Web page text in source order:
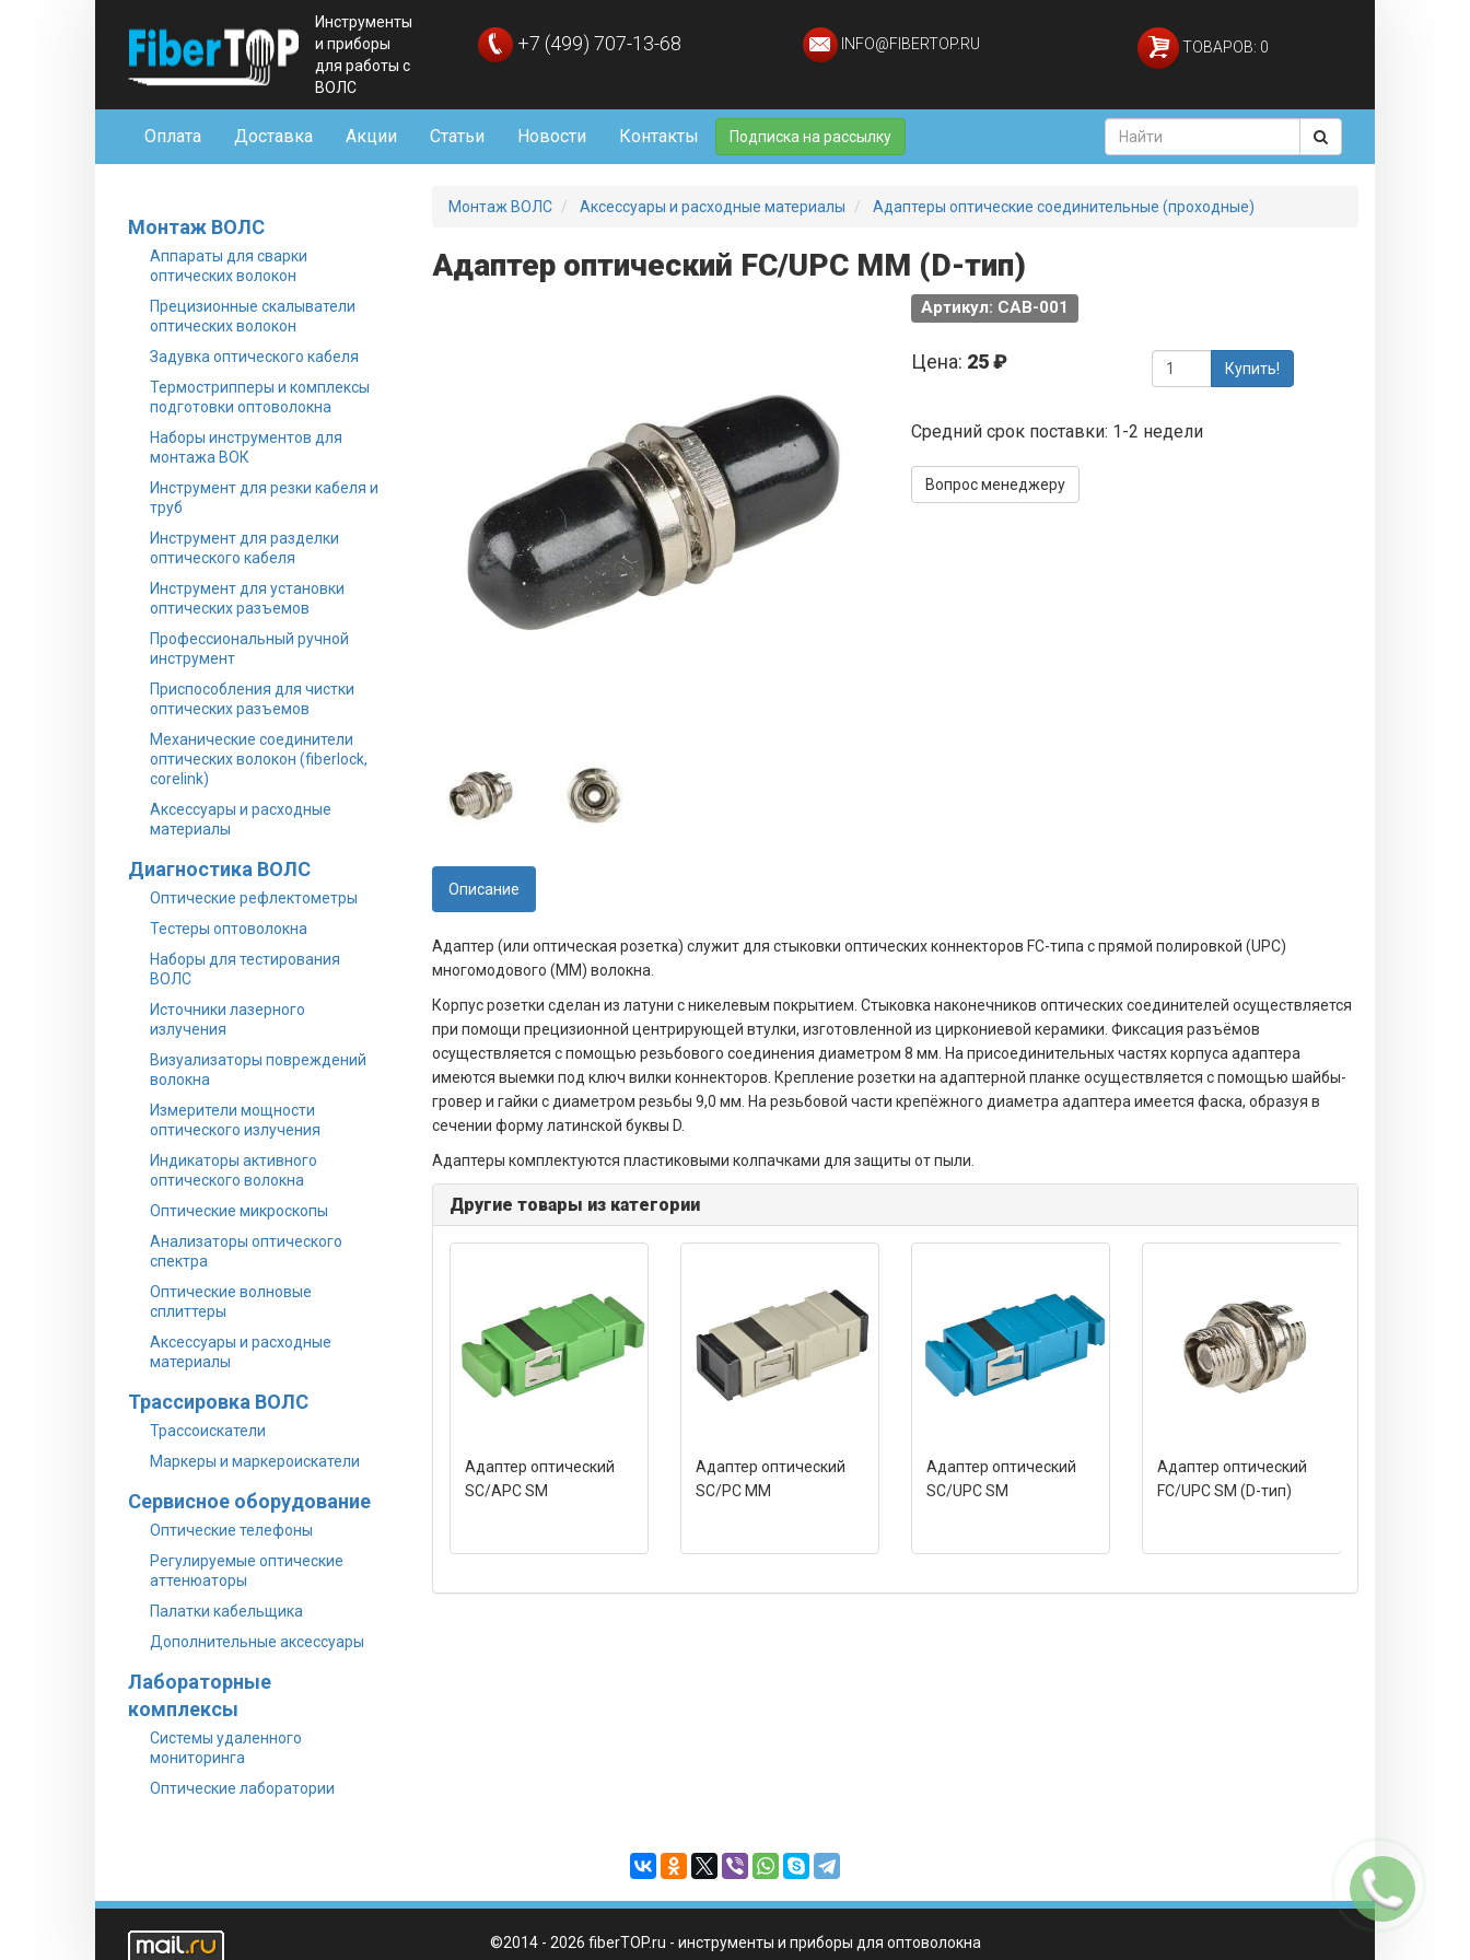
Инструменты
и приборы
для работы с
ВОЛС
+7 (499) 707-13-68 INFO@FIBERTOP.RU ТОВАРОВ: 0
Оплата Доставка Акции Статьи Новости Контакты Подписка на рассылку
Монтаж ВОЛС
Аппараты для сварки
оптических волокон
Прецизионные скалыватели
оптических волокон
Задувка оптического кабеля
Термострипперы и комплексы
подготовки оптоволокна
Наборы инструментов для
монтажа ВОК
Инструмент для резки кабеля и
труб
Инструмент для разделки
оптического кабеля
Инструмент для установки
оптических разъемов
Профессиональный ручной
инструмент
Приспособления для чистки
оптических разъемов
Механические соединители
оптических волокон (fiberlock,
corelink)
Аксессуары и расходные
материалы
Диагностика ВОЛС
Оптические рефлектометры
Тестеры оптоволокна
Наборы для тестирования
ВОЛС
Источники лазерного
излучения
Визуализаторы повреждений
волокна
Измерители мощности
оптического излучения
Индикаторы активного
оптического волокна
Оптические микроскопы
Анализаторы оптического
спектра
Оптические волновые
сплиттеры
Аксессуары и расходные
материалы
Трассировка ВОЛС
Трассоискатели
Маркеры и маркероискатели
Сервисное оборудование
Оптические телефоны
Регулируемые оптические
аттенюаторы
Палатки кабельщика
Дополнительные аксессуары
Лабораторные
комплексы
Системы удаленного
мониторинга
Оптические лаборатории
Монтаж ВОЛС Аксессуары и расходные материалы Адаптеры оптические соединительные (проходные)
Адаптер оптический FC/UPC MM (D-тип)
Артикул: CAB-001
Цена: 25 ₽ Купить!
Средний срок поставки: 1-2 недели
Вопрос менеджеру
Описание
Адаптер (или оптическая розетка) служит для стыковки оптических коннекторов FC-типа с прямой полировкой (UPC)
многомодового (MM) волокна.
Корпус розетки сделан из латуни с никелевым покрытием. Стыковка наконечников оптических соединителей осуществляется
при помощи прецизионной центрирующей втулки, изготовленной из циркониевой керамики. Фиксация разъёмов
осуществляется с помощью резьбового соединения диаметром 8 мм. На присоединительных частях корпуса адаптера
имеются выемки под ключ вилки коннекторов. Крепление розетки на адаптерной планке осуществляется с помощью шайбы-
гровер и гайки с диаметром резьбы 9,0 мм. На резьбовой части крепёжного диаметра адаптера имеется фаска, образуя в
сечении форму латинской буквы D.
Адаптеры комплектуются пластиковыми колпачками для защиты от пыли.
Другие товары из категории
Адаптер оптический
SC/APC SM
Адаптер оптический
SC/PC MM
Адаптер оптический
SC/UPC SM
Адаптер оптический
FC/UPC SM (D-тип)
©2014 - 2026 fiberTOP.ru - инструменты и приборы для оптоволокна
Заказать
звонок